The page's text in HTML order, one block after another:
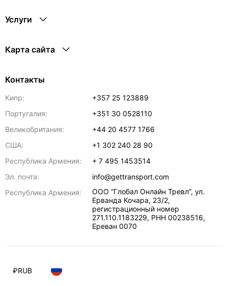
Услуги
Карта сайта
Контакты
Кипр:
+357 25 123889
Португалия:
+351 30 0528110
Великобритания:
+44 20 4577 1766
США:
+1 302 240 28 90
Республика Армения:
+ 7 495 1453514
Эл. почта:
info@gettransport.com
Республика Армения:
ООО “Глобал Онлайн Тревл”, ул.
Ерванда Кочара, 23/2,
регистрационный номер
271.110.1183229, РНН 00238516,
Ереван 0070
₽RUB